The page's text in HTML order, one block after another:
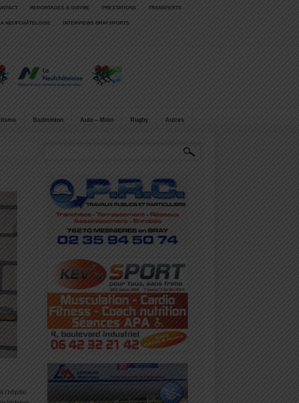
REPORTAGES À SUIVRE PRESTATIONS TRANSFERTS
NEUFCHÂTELOISE INTERVIEWS BRAYSPORTS
Badminton Auto – Moto Rugby Autres
l’hôpital